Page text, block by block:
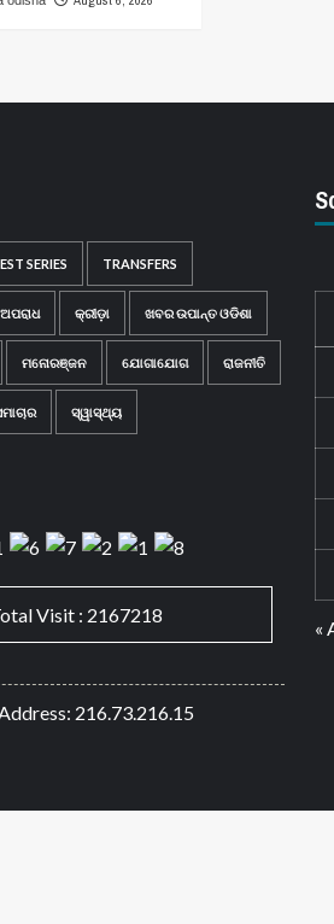
SERIES TRANSFERS
ଅପରାଧ କ୍ରୀଡ଼ା ଖବର ଉପାନ୍ତ ଓଡିଶା
ମନୋରଞ୍ଜନ ଯୋଗାଯୋଗ ରାଜନୀତି
ସ୍ୱାସ୍ଥ୍ୟ
Visit : 2167218
216.73.216.15
«